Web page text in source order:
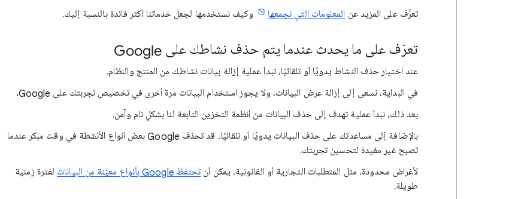
تعرَّف على المزيد عن المعلومات التي نجمعها وكيف نستخدمها لجعل خدماتنا أكثر فائدة بالنسبة إليك.
تعرّف على ما يحدث عندما يتم حذف نشاطك على Google
عند اختيار حذف النشاط يدويًا أو تلقائيًا، تبدأ عملية إزالة بيانات نشاطك من المنتج والنظام.
في البداية، نسعى إلى إزالة عرض البيانات، ولا يجوز استخدام البيانات مرة أخرى في تخصيص تجربتك على Google.
بعد ذلك، نبدأ عملية تهدف إلى حذف البيانات من أنظمة التخزين التابعة لنا بشكلٍ تام وآمن.
بالإضافة إلى مساعدتك على حذف البيانات يدويًا أو تلقائيًا، قد تحذف Google بعض أنواع الأنشطة في وقت مبكر عندما
تصبح غير مفيدة لتحسين تجربتك.
لأغراض محدودة، مثل المتطلبات التجارية أو القانونية، يمكن أن تحتفظ Google بأنواع معيّنة من البيانات
لفترة زمنية
طويلة.